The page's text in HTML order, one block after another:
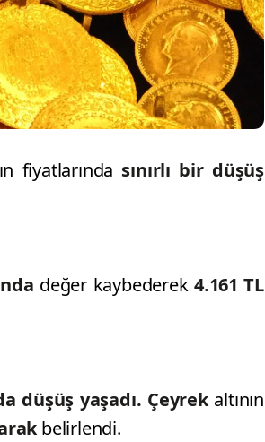
fiyatlarında sınırlı bir düşüş
değer kaybederek4.161 TL
düşüş yaşadı. Çeyrek altının
belirlendi.